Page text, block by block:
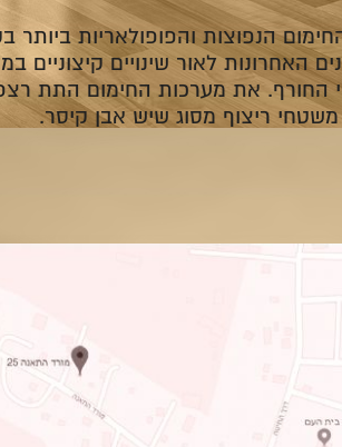
הנפוצות והפופולאריות ביותר
לאור שינויים קיצוניים
החורף. את מערכות החימום התת
ריצוף מסוג שיש אבן קיסר.